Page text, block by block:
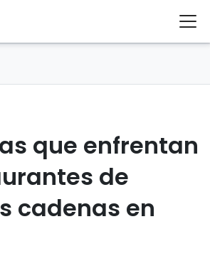
que enfrentan
de
cadenas en